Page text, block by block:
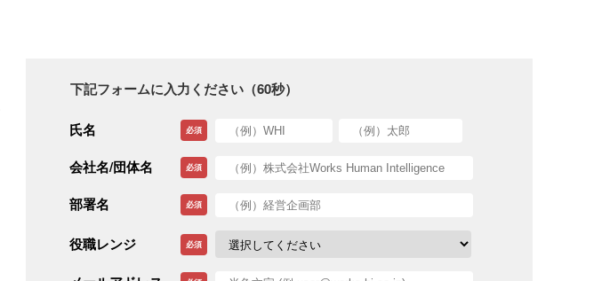
下記フォームに入力ください（60秒）